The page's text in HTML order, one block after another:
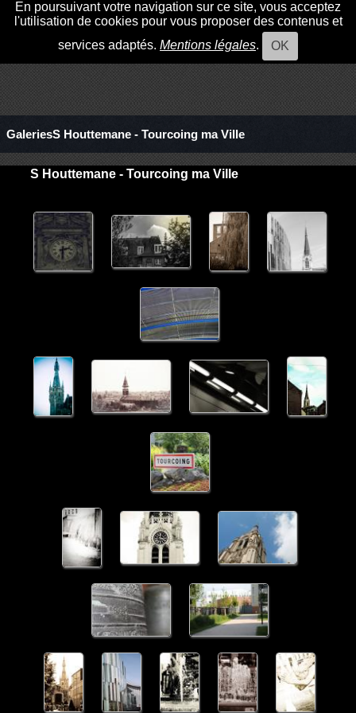
En poursuivant votre navigation sur ce site, vous acceptez
l'utilisation de cookies pour vous proposer des contenus et
services adaptés. Mentions légales. OK
GaleriesS Houttemane - Tourcoing ma Ville
S Houttemane - Tourcoing ma Ville